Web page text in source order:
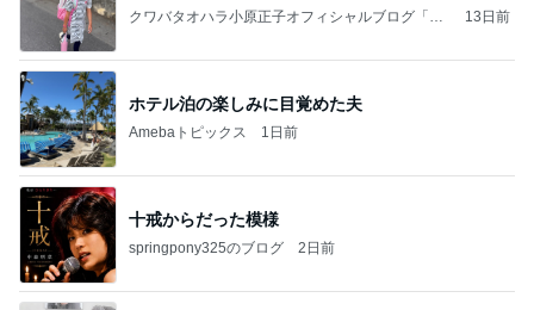
クワバタオハラ小原正子オフィシャルブログ「女
13日前
ホテル泊の楽しみに目覚めた夫
Amebaトピックス 1日前
十戒からだった模様
springpony325のブログ 2日前